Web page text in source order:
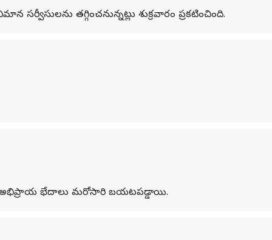
తగ్గించనున్నట్లు శుక్రవారం ప్రకటించింది.
అభిప్రాయ భేదాలు మరోసారి బయటపడ్డాయి.